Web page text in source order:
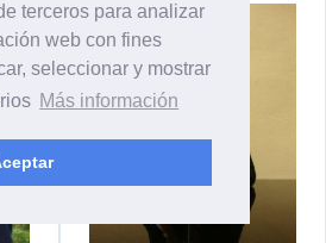
terceros para analizar
web con fines
seleccionar y mostrar
Más información